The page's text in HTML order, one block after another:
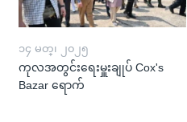
၁၄ မတ္၊ ၂၀၂၅
ကုလအတွင်းရေးမှူးချုပ် Cox's
Bazar ရောက်